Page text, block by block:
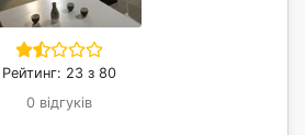
Рейтинг: 23 з 80
0 відгуків